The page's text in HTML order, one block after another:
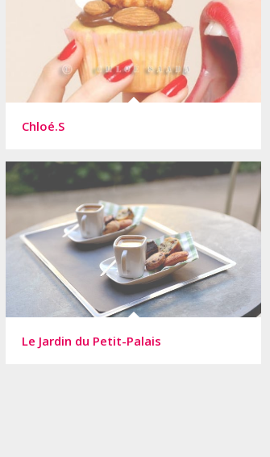
Chloé.S
Le Jardin du Petit-Palais